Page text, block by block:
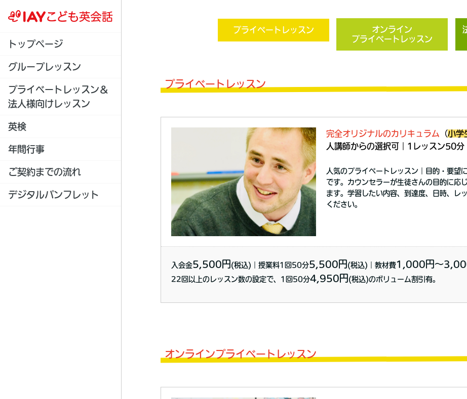
トップページ
グループレッスン
プライベートレッスン＆
法人様向けレッスン
英検
年間行事
ご契約までの流れ
デジタルパンフレット
プライベートレッスン
オンライン
プライベートレッスン
プライベートレッスン
完全オリジナルのカリキュラム （小学
人講師からの選択可｜1レッスン50分
人気のプライベートレッスン｜目的・要望
です。カウンセラーが生徒さんの目的に応
ます。学習したい内容、到達度、日時、レ
ください。
入会金5,500円 (税込)｜授業料1回50分5,500円 (税込)｜教材費1,000円〜
22回以上のレッスン数の設定で、1回50分4,950円 (税込)のボリューム割引有。
オンラインプライベートレッスン